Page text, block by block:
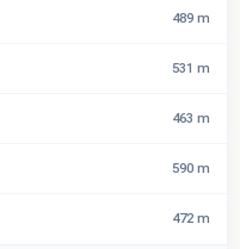
489 m
531 m
463 m
590 m
472 m